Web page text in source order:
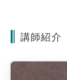
講師紹介